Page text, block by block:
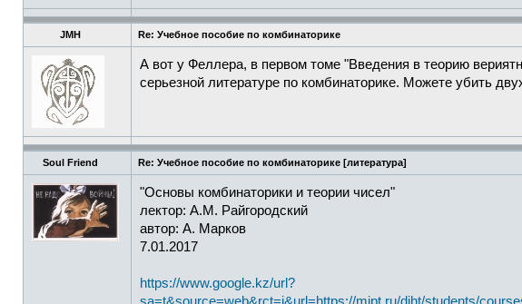
JMH Re: Учебное пособие по комбинаторике
А вот у Феллера, в первом томе "Введения в теорию
серьезной литературе по комбинаторике. Можете убить
Soul Friend Re: Учебное пособие по комбинаторике [литература]
"Основы комбинаторики и теории чисел"
лектор: А.М. Райгородский
автор: А. Марков
7.01.2017
https://www.google.kz/url?